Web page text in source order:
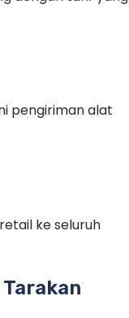
pengiriman alat
ke seluruh